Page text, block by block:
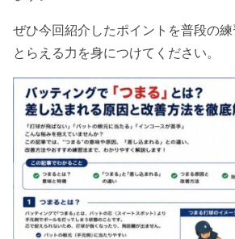
ぜひ今回紹介したポイントを普段の
とらえる力を身につけてください。